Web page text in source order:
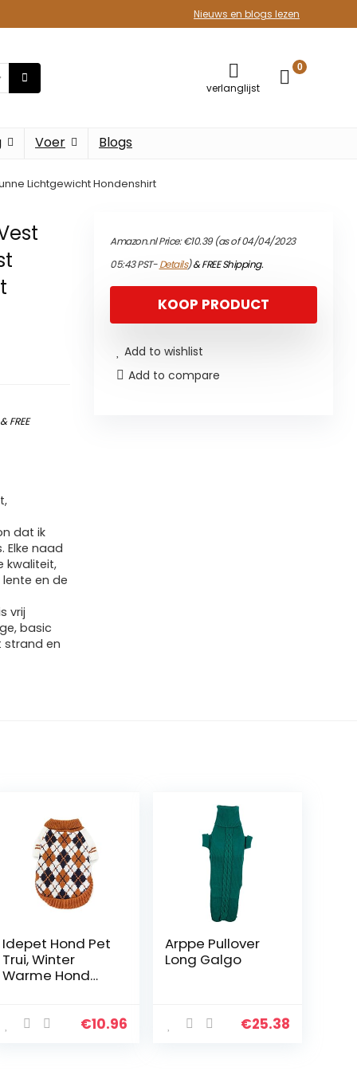
Nieuws en blogs lezen
verlanglijst
0
Voer Blogs
Lichtgewicht Hondenshirt
&FREE
dat ik
Elke naad
kwaliteit,
en de
vrij
basic
strand en
Amazon.nl Price:€10.39(as of 04/04/2023
05:43 PST-Details)&FREE Shipping.
KOOP PRODUCT
Add to wishlist
Add to compare
Idepet Hond Pet
Trui, Winter
Warme Hond
Comfortabele
€10.96
Arppe Pullover
Long Galgo
€25.38